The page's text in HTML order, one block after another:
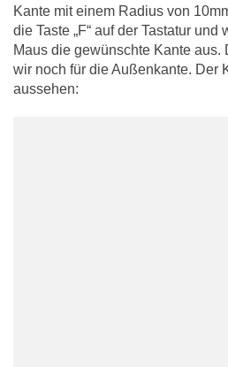
Kante mit einem Radius von
die Taste „F“ auf der Tastatur
Maus die gewünschte Kante
wir noch für die Außenkante. Der
aussehen: